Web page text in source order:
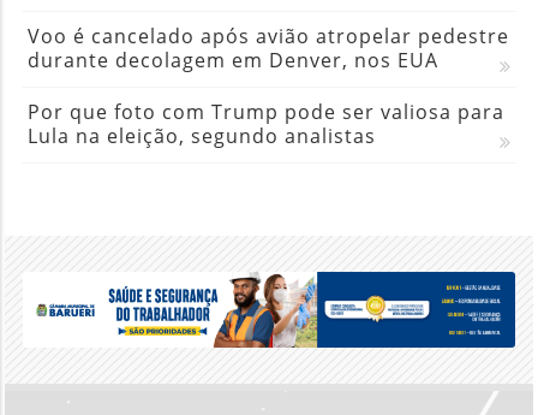
Voo é cancelado após avião atropelar pedestre
durante decolagem em Denver, nos EUA
Por que foto com Trump pode ser valiosa para
Lula na eleição, segundo analistas